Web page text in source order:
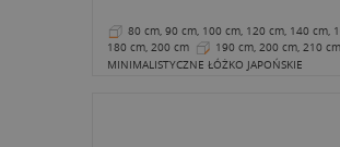
80 cm, 90 cm, 100 cm, 120 cm, 140 cm,
180 cm, 200 cm
190 cm, 200 cm, 210
cm
19 cm
MINIMALISTYCZNE ŁÓŻKO JAPOŃSKIE